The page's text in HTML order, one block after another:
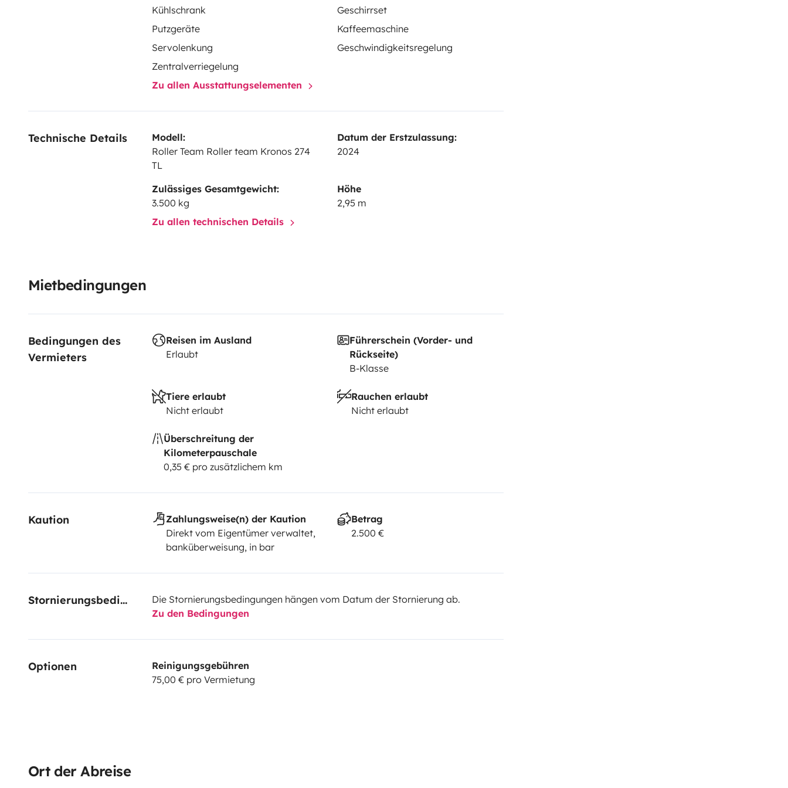
Kühlschrank
Geschirrset
Putzgeräte
Kaffeemaschine
Servolenkung
Geschwindigkeitsregelung
Zentralverriegelung
Zu allen Ausstattungselementen
Technische Details
Modell:
Roller Team Roller team Kronos 274
TL
Datum der Erstzulassung:
2024
Zulässiges Gesamtgewicht:
3.500 kg
Höhe
2,95 m
Zu allen technischen Details
Mietbedingungen
Bedingungen des
Vermieters
Reisen im Ausland
Erlaubt
Führerschein (Vorder- und
Rückseite)
B-Klasse
Tiere erlaubt
Nicht erlaubt
Rauchen erlaubt
Nicht erlaubt
Überschreitung der
Kilometerpauschale
0,35 € pro zusätzlichem km
Kaution
Zahlungsweise(n) der Kaution
Direkt vom Eigentümer verwaltet,
banküberweisung, in bar
Betrag
2.500 €
Stornierungsbedingungen
Die Stornierungsbedingungen hängen vom Datum der Stornierung ab.
Zu den Bedingungen
Optionen
Reinigungsgebühren
75,00 € pro Vermietung
Ort der Abreise